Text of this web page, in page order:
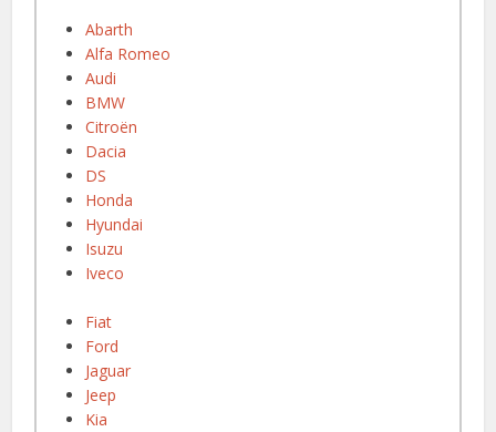
Abarth
Alfa Romeo
Audi
BMW
Citroën
Dacia
DS
Honda
Hyundai
Isuzu
Iveco
Fiat
Ford
Jaguar
Jeep
Kia